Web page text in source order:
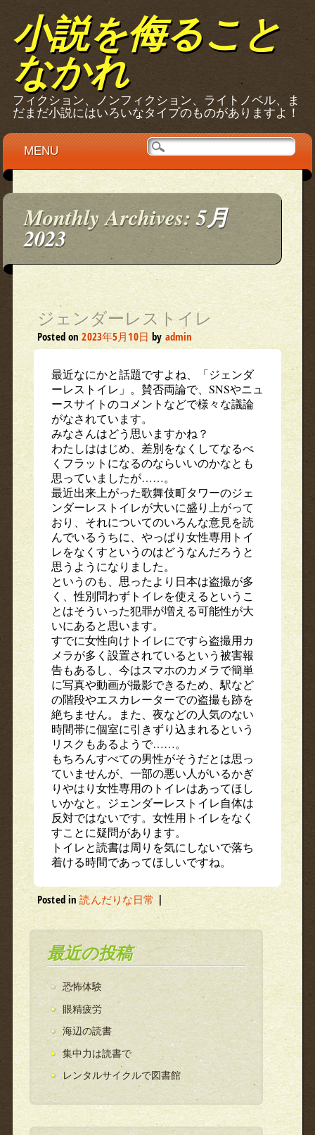
小説を侮ること
なかれ
フィクション、ノンフィクション、ライトノベル、ま
だまだ小説にはいろいなタイプのものがありますよ！
Main menu
Skip
content
MENU
Monthly Archives:5月
2023
ジェンダーレストイレ
Posted on2023年5月10日 by admin
最近なにかと話題ですよね、「ジェンダ
ーレストイレ」。賛否両論で、SNSやニュ
ースサイトのコメントなどで様々な議論
がなされています。
みなさんはどう思いますかね？
わたしははじめ、差別をなくしてなるべ
くフラットになるのならいいのかなとも
思っていましたが……。
最近出来上がった歌舞伎町タワーのジェ
ンダーレストイレが大いに盛り上がって
おり、それについてのいろんな意見を読
んでいるうちに、やっぱり女性専用トイ
レをなくすというのはどうなんだろうと
思うようになりました。
というのも、思ったより日本は盗撮が多
く、性別問わずトイレを使えるというこ
とはそういった犯罪が増える可能性が大
いにあると思います。
すでに女性向けトイレにですら盗撮用カ
メラが多く設置されているという被害報
告もあるし、今はスマホのカメラで簡単
に写真や動画が撮影できるため、駅など
の階段やエスカレーターでの盗撮も跡を
絶ちません。また、夜などの人気のない
時間帯に個室に引きずり込まれるという
リスクもあるようで……。
もちろんすべての男性がそうだとは思っ
ていませんが、一部の悪い人がいるかぎ
りやはり女性専用のトイレはあってほし
いかなと。ジェンダーレストイレ自体は
反対ではないです。女性用トイレをなく
すことに疑問があります。
トイレと読書は周りを気にしないで落ち
着ける時間であってほしいですね。
Posted in読んだりな日常 |
最近の投稿
恐怖体験
眼精疲労
海辺の読書
集中力は読書で
レンタルサイクルで図書館